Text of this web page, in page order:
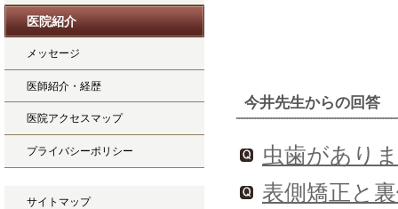
今井先生からの回答
虫歯があり
表側矯正と
医院紹介
メッセージ
医師紹介・経歴
医院アクセスマップ
プライバシーポリシー
サイトマップ